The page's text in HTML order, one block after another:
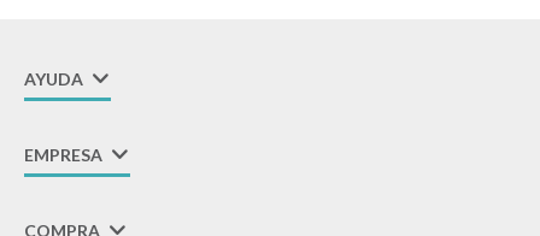
AYUDA
EMPRESA
COMPRA